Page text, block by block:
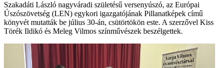
Szakadáti László nagyváradi születésű versenyúszó, az Európai
Úszószövetség (LEN) egykori igazgatójának Pillanatképek című
könyvét mutatták be július 30-án, csütörtökön este. A szerzővel Kiss
Törék Ildikó és Meleg Vilmos színművészek beszélgettek.